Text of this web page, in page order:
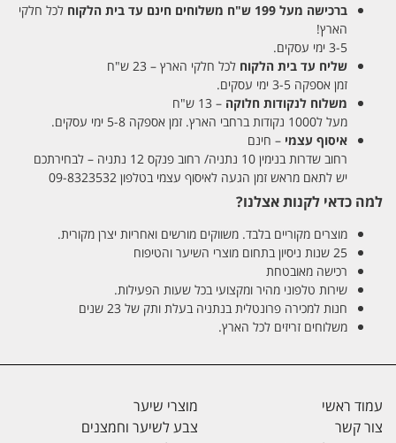
ברכישה מעל 199 ש"ח משלוחים חינם עד בית הלקוח לכל חלקי
הארץ!
3-5 ימי עסקים.
שליח עד בית הלקוח לכל חלקי הארץ – 23 ש"ח
זמן אספקה 3-5 ימי עסקים.
משלוח לנקודות חלוקה – 13 ש"ח
מעל ל1000 נקודות ברחבי הארץ. זמן אספקה 5-8 ימי עסקים.
איסוף עצמי – חינם
רחוב שדרות בנימין 10 נתניה/ רחוב פנקס 12 נתניה – לבחירתכם
יש לתאם מראש זמן הגעה לאיסוף עצמי בטלפון 09-8323532
למה כדאי לקנות אצלנו?
מוצרים מקוריים בלבד. משווקים מורשים ואחריות יצרן מקורית.
25 שנות ניסיון בתחום מוצרי השיער והטיפוח
רכישה מאובטחת
שירות טלפוני מהיר ומקצועי בכל שעות הפעילות.
חנות למכירה פרונטלית בנתניה בעלת ותק של 23 שנים
משלוחים זריזים לכל הארץ.
עמוד ראשי
צור קשר
מוצרי שיער
צבע לשיער וחמצנים